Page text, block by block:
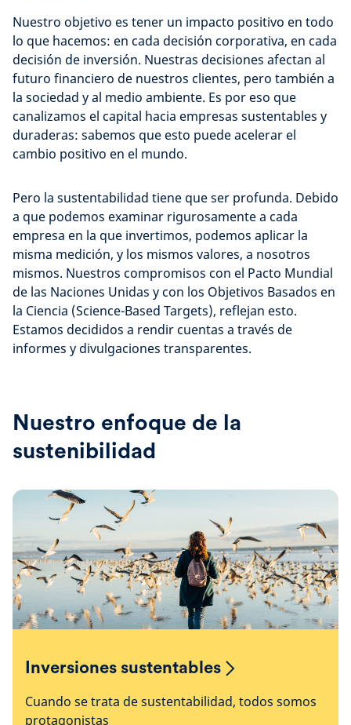
Nuestro objetivo es tener un impacto positivo en todo
lo que hacemos: en cada decisión corporativa, en cada
decisión de inversión. Nuestras decisiones afectan al
futuro financiero de nuestros clientes, pero también a
la sociedad y al medio ambiente. Es por eso que
canalizamos el capital hacia empresas sustentables y
duraderas: sabemos que esto puede acelerar el
cambio positivo en el mundo.
Pero la sustentabilidad tiene que ser profunda. Debido
a que podemos examinar rigurosamente a cada
empresa en la que invertimos, podemos aplicar la
misma medición, y los mismos valores, a nosotros
mismos. Nuestros compromisos con el Pacto Mundial
de las Naciones Unidas y con los Objetivos Basados en
la Ciencia (Science-Based Targets), reflejan esto.
Estamos decididos a rendir cuentas a través de
informes y divulgaciones transparentes.
Nuestro enfoque de la
sustenibilidad
Inversiones sustentables
Cuando se trata de sustentabilidad, todos somos
protagonistas